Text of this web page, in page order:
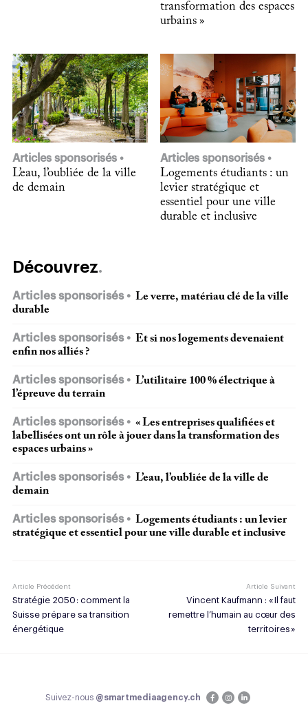
transformation des espaces
urbains »
Articles sponsorisés
L’eau, l’oubliée de la ville
de demain
Articles sponsorisés
Logements étudiants : un
levier stratégique et
essentiel pour une ville
durable et inclusive
Découvrez
Articles sponsorisés
Le verre, matériau clé de la ville
durable
Articles sponsorisés
Et si nos logements devenaient
enfin nos alliés ?
Articles sponsorisés
L’utilitaire 100 % électrique à
l’épreuve du terrain
Articles sponsorisés
« Les entreprises qualifiées et
labellisées ont un rôle à jouer dans la transformation des
espaces urbains »
Articles sponsorisés
L’eau, l’oubliée de la ville de
demain
Articles sponsorisés
Logements étudiants : un levier
stratégique et essentiel pour une ville durable et inclusive
Article Précédent
Stratégie 2050 : comment la
Suisse prépare sa transition
énergétique
Article Suivant
Vincent Kaufmann : « Il faut
remettre l’humain au cœur des
territoires »
Suivez-nous @smartmediaagency.ch